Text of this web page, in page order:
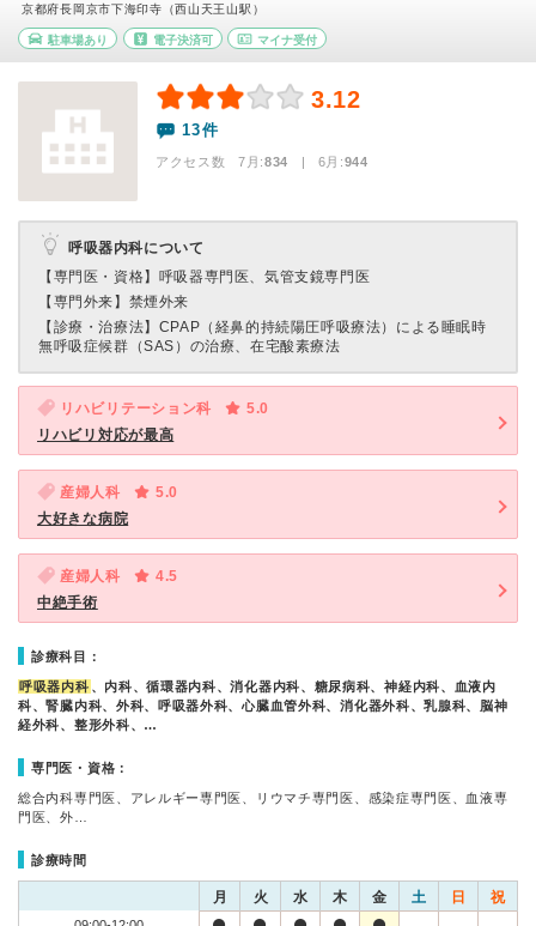
京都府長岡京市下海印寺（西山天王山駅）
駐車場あり 電子決済可 マイナ受付
3.12
13件
アクセス数 7月:834 | 6月:944
呼吸器内科について
【専門医・資格】 呼吸器専門医、気管支鏡専門医
【専門外来】 禁煙外来
【診療・治療法】 CPAP（経鼻的持続陽圧呼吸療法）による睡眠時
無呼吸症候群（SAS）の治療、在宅酸素療法
リハビリテーション科
5.0
リハビリ対応が最高
産婦人科
5.0
大好きな病院
産婦人科
4.5
中絶手術
診療科目：
呼吸器内科 、内科、循環器内科、消化器内科、糖尿病科、神経内科、血液内
科、腎臓内科、外科、呼吸器外科、心臓血管外科、消化器外科、乳腺科、脳神
経外科、整形外科、…
専門医・資格：
総合内科専門医、アレルギー専門医、リウマチ専門医、感染症専門医、血液専
門医、外…
診療時間
月 火 水 木 金 土 日 祝